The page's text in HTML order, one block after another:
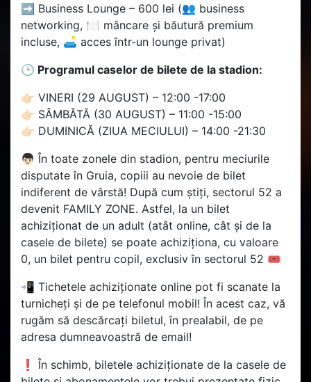
➡ Business Lounge – 600 lei (👥 business
networking, 🍽 mâncare și băutură premium
incluse, 🛋 acces într-un lounge privat)
🕒 Programul caselor de bilete de la stadion:
👉🏻 VINERI (29 AUGUST) – 12:00 -17:00
👉🏻 SÂMBĂTĂ (30 AUGUST) – 11:00 -15:00
👉🏻 DUMINICĂ (ZIUA MECIULUI) – 14:00 -21:30
👦🏻 În toate zonele din stadion, pentru meciurile
disputate în Gruia, copiii au nevoie de bilet
indiferent de vârstă! După cum știți, sectorul 52 a
devenit FAMILY ZONE. Astfel, la un bilet
achiziționat de un adult (atât online, cât și de la
casele de bilete) se poate achiziționa, cu valoare
0, un bilet pentru copil, exclusiv în sectorul 52 🎟
📲 Tichetele achiziționate online pot fi scanate la
turnicheți și de pe telefonul mobil! În acest caz, vă
rugăm să descărcați biletul, în prealabil, de pe
adresa dumneavoastră de email!
❗ În schimb, biletele achiziționate de la casele de